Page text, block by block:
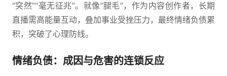
“突然”“毫无征兆”。就像“腿毛”，作为内容创作者，长期
直播需高能量互动，叠加事业受挫压力，最终情绪负债累
积，突破了心理防线。
情绪负债：成因与危害的连锁反应